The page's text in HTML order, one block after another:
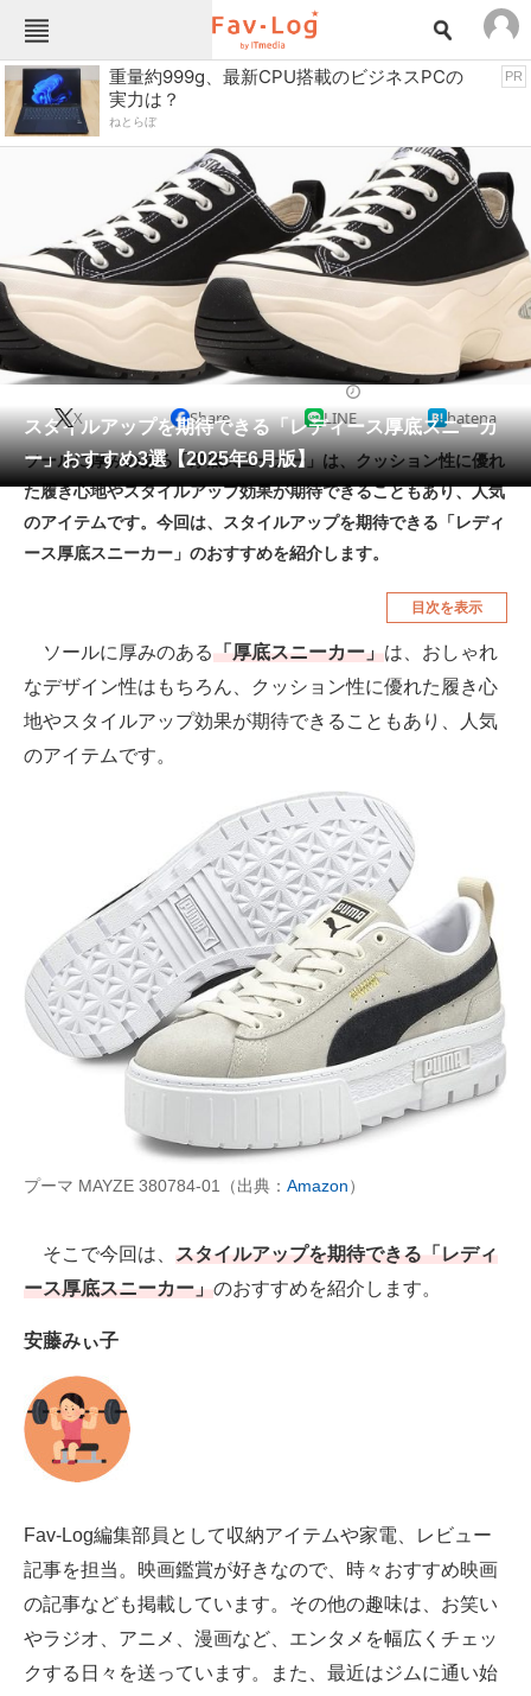
Fav-Logカテゴリー一覧
TOP
インテリア・収納 おもちゃ・ホビー
キッチン家電
キッチン用品 ゲーム
コンテンツ・サービス スイーツ・お菓子
スポーツ・レジャー スマホ・携帯電話
パソコン・タブレット ファッション
ペット 家電
工具・DIY 本・DVD・CD
生活家電 生活用品
空調・季節家電 美容・コスメ
釣り具・釣り用品 食品・飲料・お酒
メディア
ITの今と未来を見通す
スマホと通信の最新トレンド
進化するPCとデバイスの未来
好きが集まる 比べて選べる
ビジネスと働き方のヒント
企業ITのトレンドを詳説
マーケ×ITの今がよく分かる
IT製品の技術・比較・事例
製造業のIT導入・活用を支援
エレクトロニクス専門サイト
エネルギーの専門メディア
重量約999g、最新CPU搭載のビジネスPCの
実力は？
ねとらぼ
PR
スタイルアップを期待できる「レディース厚底スニーカ
ー」おすすめ3選【2025年6月版】
X Share LINE hatena
ソールに厚みのある「厚底スニーカー」は、クッション性に優れ
た履き心地やスタイルアップ効果が期待できることもあり、人気
のアイテムです。今回は、スタイルアップを期待できる「レディ
ース厚底スニーカー」のおすすめを紹介します。
目次を表示
ソールに厚みのある「厚底スニーカー」は、おしゃれ
なデザイン性はもちろん、クッション性に優れた履き心
地やスタイルアップ効果が期待できることもあり、人気
のアイテムです。
プーマ MAYZE 380784-01（出典： Amazon）
そこで今回は、 スタイルアップを期待できる「レディ
ース厚底スニーカー」のおすすめを紹介します。
安藤みぃ子
Fav-Log編集部員として収納アイテムや家電、レビュー
記事を担当。映画鑑賞が好きなので、時々おすすめ映画
の記事なども掲載しています。その他の趣味は、お笑い
やラジオ、アニメ、漫画など、エンタメを幅広くチェッ
クする日々を送っています。また、最近はジムに通い始